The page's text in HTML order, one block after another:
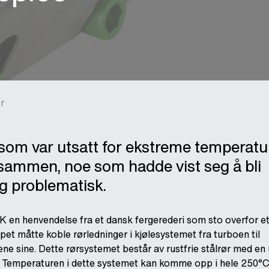
var utsatt for ekstreme
noe som hadde vist seg å bli
problematisk.
en henvendelse fra et dansk fergerederi som sto overfor et
måtte koble rørledninger i kjølesystemet fra turboen til
sine. Dette rørsystemet består av rustfrie stålrør med en
i dette systemet kan komme opp i hele